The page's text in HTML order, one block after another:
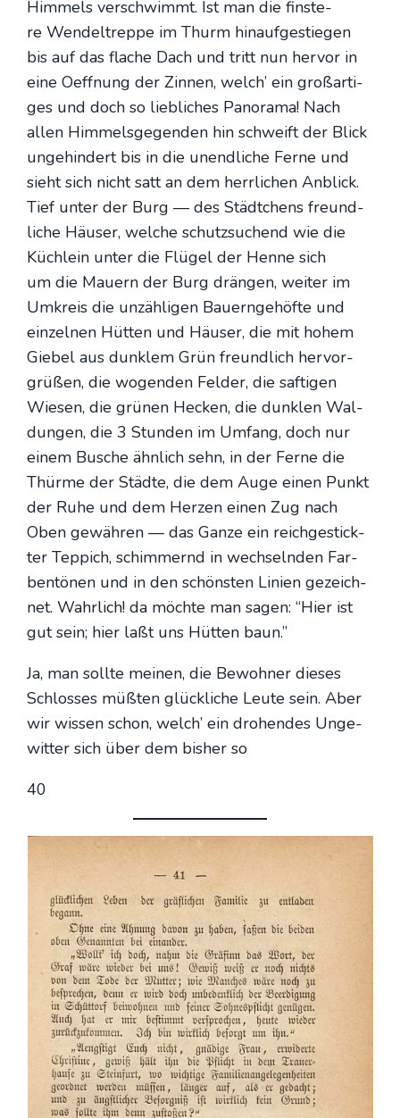
Him­mels ver­schwimmt. Ist man die fins­te­
re Wen­del­trep­pe im Thurm hin­auf­ge­stie­gen
bis auf das fla­che Dach und tritt nun her­vor in
eine Oeff­nung der Zin­nen, welch’ ein groß­ar­ti­
ges und doch so lieb­li­ches Pan­ora­ma! Nach
allen Him­mels­ge­gen­den hin schweift der Blick
unge­hin­dert bis in die unend­li­che Fer­ne und
sieht sich nicht satt an dem herr­li­chen Anblick.
Tief unter der Burg — des Städt­chens freund­
li­che Häu­ser, wel­che schutz­su­chend wie die
Küch­lein unter die Flü­gel der Hen­ne sich
um die Mau­ern der Burg drän­gen, wei­ter im
Umkreis die unzäh­li­gen Bau­ern­ge­höf­te und
ein­zel­nen Hüt­ten und Häu­ser, die mit hohem
Gie­bel aus dunk­lem Grün freund­lich her­vor­
grü­ßen, die wogen­den Fel­der, die saf­ti­gen
Wie­sen, die grü­nen Hecken, die dunk­len Wal­
dun­gen, die 3 Stun­den im Umfang, doch nur
einem Busche ähn­lich sehn, in der Fer­ne die
Thür­me der Städ­te, die dem Auge einen Punkt
der Ruhe und dem Her­zen einen Zug nach
Oben gewäh­ren — das Gan­ze ein reich­ge­stick­
ter Tep­pich, schim­mernd in wech­seln­den Far­
ben­tö­nen und in den schöns­ten Lini­en gezeich­
net. Wahr­lich! da möch­te man sagen: “Hier ist
gut sein; hier laßt uns Hüt­ten baun.”
Ja, man soll­te mei­nen, die Bewoh­ner die­ses
Schlos­ses müß­ten glück­li­che Leu­te sein. Aber
wir wis­sen schon, welch’ ein dro­hen­des Unge­
wit­ter sich über dem bis­her so
40